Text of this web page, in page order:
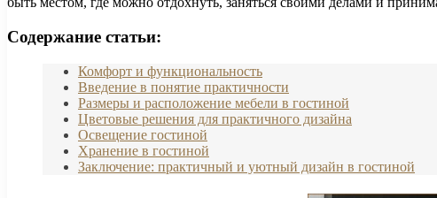
Содержание статьи:
Комфорт и функциональность
Введение в понятие практичности
Размеры и расположение мебели в гостиной
Цветовые решения для практичного дизайна
Освещение гостиной
Хранение в гостиной
Заключение: практичный и уютный дизайн в гостиной